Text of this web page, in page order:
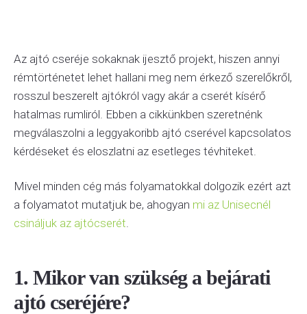
Az ajtó cseréje sokaknak ijesztő projekt, hiszen annyi
rémtörténetet lehet hallani meg nem érkező szerelőkről,
rosszul beszerelt ajtókról vagy akár a cserét kísérő
hatalmas rumliról. Ebben a cikkünkben szeretnénk
megválaszolni a leggyakoribb ajtó cserével kapcsolatos
kérdéseket és eloszlatni az esetleges tévhiteket.
Mivel minden cég más folyamatokkal dolgozik ezért azt
a folyamatot mutatjuk be, ahogyan mi az Unisecnél
csináljuk az ajtócserét.
1. Mikor van szükség a bejárati
ajtó cseréjére?